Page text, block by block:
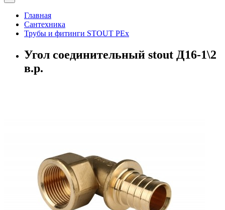
Главная
Сантехника
Трубы и фитинги STOUT PEx
Угол соединительный stout Д16-1\2
в.р.